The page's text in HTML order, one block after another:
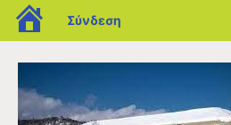
περιεχόμενο
blogs.sch.gr
Σύνδεση